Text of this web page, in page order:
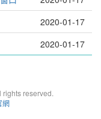
2020-01-17
2020-01-17
reserved.
網